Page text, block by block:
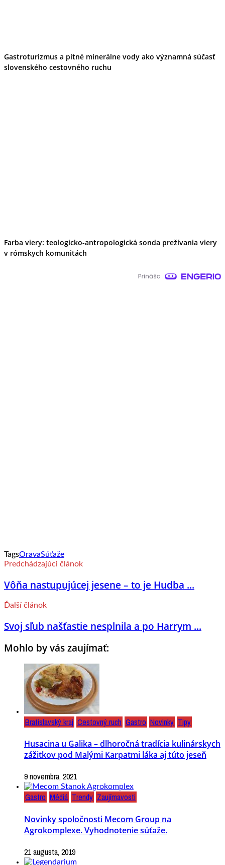
Gastroturizmus a pitné minerálne vody ako významná súčasť
slovenského cestovného ruchu
Farba viery: teologicko-antropologická sonda prežívania viery
v rómskych komunitách
TagsOravaSúťaže
Predchádzajúci článok
Vôňa nastupujúcej jesene – to je Hudba ...
Ďalší článok
Svoj sľub našťastie nesplnila a po Harrym ...
Mohlo by vás zaujímať:
Bratislavský kraj Cestovný ruch Gastro Novinky Tipy
Husacina u Galika – dlhoročná tradícia kulinárskych
zážitkov pod Malými Karpatmi láka aj túto jeseň
9 novembra, 2021
Gastro Médiá Trendy Zaujímavosti
Novinky spoločnosti Mecom Group na
Agrokomplexe. Vyhodnotenie súťaže.
21 augusta, 2019